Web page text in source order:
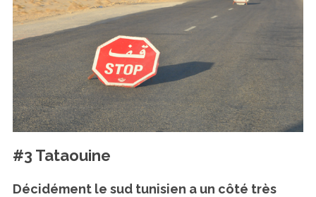
#3 Tataouine
Décidément le sud tunisien a un côté très